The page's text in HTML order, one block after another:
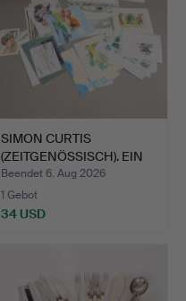
SIMON CURTIS
(ZEITGENÖSSISCH). EIN
KONVOLU…
Beendet 6. Aug 2026
1 Gebot
34 USD